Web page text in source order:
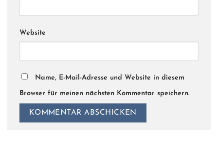
Website
Name, E-Mail-Adresse und Website in diesem
Browser für meinen nächsten Kommentar speichern.